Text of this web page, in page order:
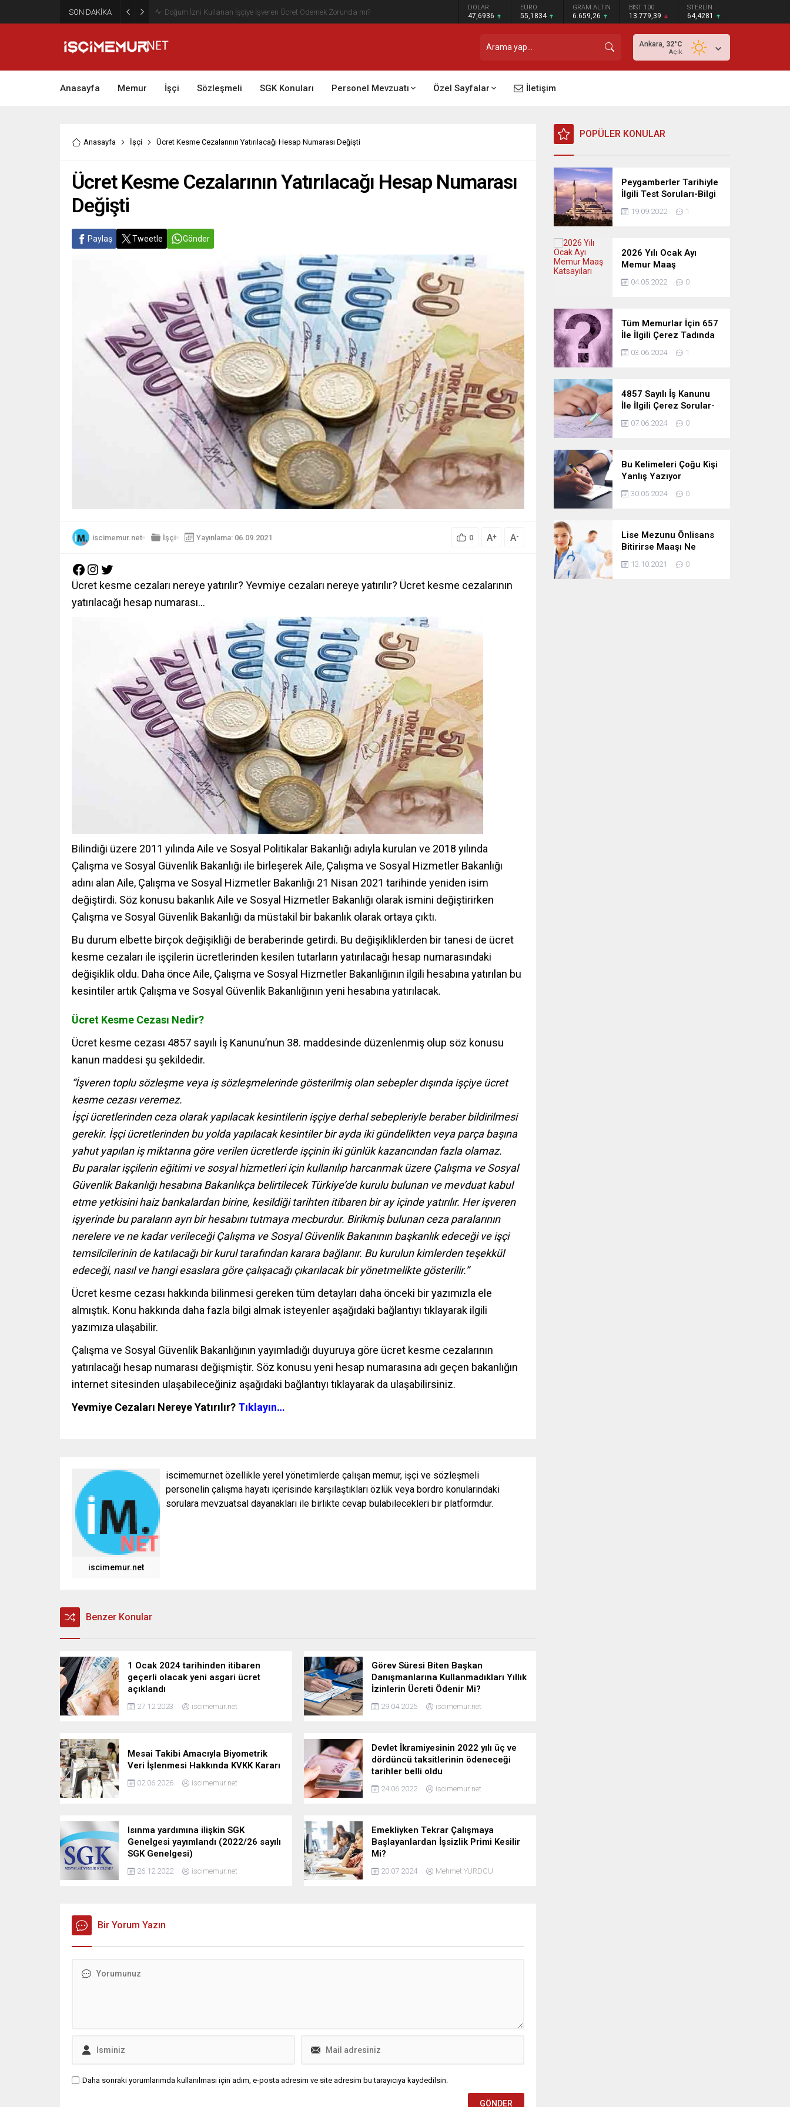
SON DAKİKA Maktu Mesai Ödemesinde Heyet Raporu Dikkate Alınır Mı? DOLAR
47,6936
EURO
55,1834
GRAM ALTIN
6.659,26
BIST 100
13.779,39
STERLİN
64,4281
Ankara, 32°C
Açık
Anasayfa Memur İşçi Sözleşmeli SGK Konuları Personel Mevzuatı Özel Sayfalar İletişim
Anasayfa İşçi Ücret Kesme Cezalarının Yatırılacağı Hesap Numarası Değişti
Ücret Kesme Cezalarının Yatırılacağı Hesap Numarası
Değişti
Paylaş Tweetle Gönder
iscimemur.net İşçi Yayınlama: 06.09.2021 0 A+ A-
Ücret kesme cezaları nereye yatırılır? Yevmiye cezaları nereye yatırılır? Ücret kesme cezalarının
yatırılacağı hesap numarası…
Bilindiği üzere 2011 yılında Aile ve Sosyal Politikalar Bakanlığı adıyla kurulan ve 2018 yılında
Çalışma ve Sosyal Güvenlik Bakanlığı ile birleşerek Aile, Çalışma ve Sosyal Hizmetler Bakanlığı
adını alan Aile, Çalışma ve Sosyal Hizmetler Bakanlığı 21 Nisan 2021 tarihinde yeniden isim
değiştirdi. Söz konusu bakanlık Aile ve Sosyal Hizmetler Bakanlığı olarak ismini değiştirirken
Çalışma ve Sosyal Güvenlik Bakanlığı da müstakil bir bakanlık olarak ortaya çıktı.
Bu durum elbette birçok değişikliği de beraberinde getirdi. Bu değişikliklerden bir tanesi de ücret
kesme cezaları ile işçilerin ücretlerinden kesilen tutarların yatırılacağı hesap numarasındaki
değişiklik oldu. Daha önce Aile, Çalışma ve Sosyal Hizmetler Bakanlığının ilgili hesabına yatırılan bu
kesintiler artık Çalışma ve Sosyal Güvenlik Bakanlığının yeni hesabına yatırılacak.
Ücret Kesme Cezası Nedir?
Ücret kesme cezası 4857 sayılı İş Kanunu’nun 38. maddesinde düzenlenmiş olup söz konusu
kanun maddesi şu şekildedir.
“İşveren toplu sözleşme veya iş sözleşmelerinde gösterilmiş olan sebepler dışında işçiye ücret
kesme cezası veremez.
İşçi ücretlerinden ceza olarak yapılacak kesintilerin işçiye derhal sebepleriyle beraber bildirilmesi
gerekir. İşçi ücretlerinden bu yolda yapılacak kesintiler bir ayda iki gündelikten veya parça başına
yahut yapılan iş miktarına göre verilen ücretlerde işçinin iki günlük kazancından fazla olamaz.
Bu paralar işçilerin eğitimi ve sosyal hizmetleri için kullanılıp harcanmak üzere Çalışma ve Sosyal
Güvenlik Bakanlığı hesabına Bakanlıkça belirtilecek Türkiye’de kurulu bulunan ve mevduat kabul
etme yetkisini haiz bankalardan birine, kesildiği tarihten itibaren bir ay içinde yatırılır. Her işveren
işyerinde bu paraların ayrı bir hesabını tutmaya mecburdur. Birikmiş bulunan ceza paralarının
nerelere ve ne kadar verileceği Çalışma ve Sosyal Güvenlik Bakanının başkanlık edeceği ve işçi
temsilcilerinin de katılacağı bir kurul tarafından karara bağlanır. Bu kurulun kimlerden teşekkül
edeceği, nasıl ve hangi esaslara göre çalışacağı çıkarılacak bir yönetmelikte gösterilir.”
Ücret kesme cezası hakkında bilinmesi gereken tüm detayları daha önceki bir yazımızla ele
almıştık. Konu hakkında daha fazla bilgi almak isteyenler aşağıdaki bağlantıyı tıklayarak ilgili
yazımıza ulaşabilir.
Çalışma ve Sosyal Güvenlik Bakanlığının yayımladığı duyuruya göre ücret kesme cezalarının
yatırılacağı hesap numarası değişmiştir. Söz konusu yeni hesap numarasına adı geçen bakanlığın
internet sitesinden ulaşabileceğiniz aşağıdaki bağlantıyı tıklayarak da ulaşabilirsiniz.
Yevmiye Cezaları Nereye Yatırılır? Tıklayın…
iscimemur.net
iscimemur.net özellikle yerel yönetimlerde çalışan memur, işçi ve sözleşmeli
personelin çalışma hayatı içerisinde karşılaştıkları özlük veya bordro konularındaki
sorulara mevzuatsal dayanakları ile birlikte cevap bulabilecekleri bir platformdur.
Benzer Konular
1 Ocak 2024 tarihinden itibaren
geçerli olacak yeni asgari ücret
açıklandı
27.12.2023 iscimemur.net
Görev Süresi Biten Başkan
Danışmanlarına Kullanmadıkları Yıllık
İzinlerin Ücreti Ödenir Mi?
29.04.2025 iscimemur.net
Mesai Takibi Amacıyla Biyometrik
Veri İşlenmesi Hakkında KVKK Kararı
02.06.2026 iscimemur.net
Devlet İkramiyesinin 2022 yılı üç ve
dördüncü taksitlerinin ödeneceği
tarihler belli oldu
24.06.2022 iscimemur.net
Isınma yardımına ilişkin SGK
Genelgesi yayımlandı (2022/26 sayılı
SGK Genelgesi)
26.12.2022 iscimemur.net
Emekliyken Tekrar Çalışmaya
Başlayanlardan İşsizlik Primi Kesilir
Mi?
20.07.2024 Mehmet YURDCU
Bir Yorum Yazın
Daha sonraki yorumlarımda kullanılması için adım, e-posta adresim ve site adresim bu tarayıcıya kaydedilsin.
POPÜLER KONULAR
Peygamberler Tarihiyle
İlgili Test Soruları-Bilgi
Yarışması
19.09.2022 1
2026 Yılı Ocak Ayı
Memur Maaş
Katsayıları
04.05.2022 0
Tüm Memurlar İçin 657
İle İlgili Çerez Tadında
Deneme Sınavı
03.06.2024 1
4857 Sayılı İş Kanunu
İle İlgili Çerez Sorular-
Deneme Sınavı
07.06.2024 0
Bu Kelimeleri Çoğu Kişi
Yanlış Yazıyor
30.05.2024 0
Lise Mezunu Önlisans
Bitirirse Maaşı Ne
Kadar Artar
13.10.2021 0